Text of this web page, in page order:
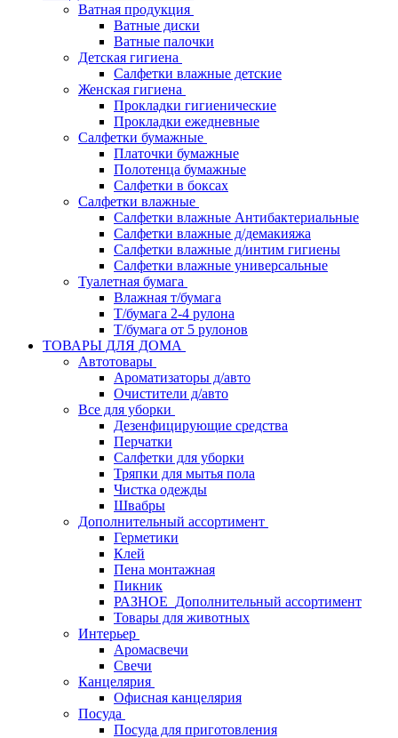
Ватная продукция
Ватные диски
Ватные палочки
Детская гигиена
Салфетки влажные детские
Женская гигиена
Прокладки гигиенические
Прокладки ежедневные
Салфетки бумажные
Платочки бумажные
Полотенца бумажные
Салфетки в боксах
Салфетки влажные
Салфетки влажные Антибактериальные
Салфетки влажные д/демакияжа
Салфетки влажные д/интим гигиены
Салфетки влажные универсальные
Туалетная бумага
Влажная т/бумага
Т/бумага 2-4 рулона
Т/бумага от 5 рулонов
ТОВАРЫ ДЛЯ ДОМА
Автотовары
Ароматизаторы д/авто
Очистители д/авто
Все для уборки
Дезенфицирующие средства
Перчатки
Салфетки для уборки
Тряпки для мытья пола
Чистка одежды
Швабры
Дополнительный ассортимент
Герметики
Клей
Пена монтажная
Пикник
РАЗНОЕ_Дополнительный ассортимент
Товары для животных
Интерьер
Аромасвечи
Свечи
Канцелярия
Офисная канцелярия
Посуда
Посуда для приготовления